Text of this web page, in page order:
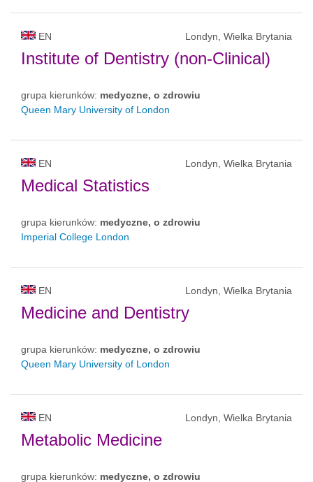
EN Londyn, Wielka Brytania
Institute of Dentistry (non-Clinical)
grupa kierunków: medyczne, o zdrowiu
Queen Mary University of London
EN Londyn, Wielka Brytania
Medical Statistics
grupa kierunków: medyczne, o zdrowiu
Imperial College London
EN Londyn, Wielka Brytania
Medicine and Dentistry
grupa kierunków: medyczne, o zdrowiu
Queen Mary University of London
EN Londyn, Wielka Brytania
Metabolic Medicine
grupa kierunków: medyczne, o zdrowiu